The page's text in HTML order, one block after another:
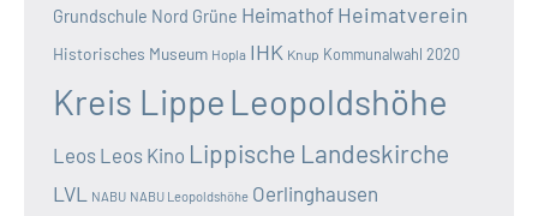
Grundschule Nord Grüne Heimathof Heimatverein
Historisches Museum Hopla IHK Knup Kommunalwahl 2020
Kreis Lippe Leopoldshöhe
Leos Leos Kino Lippische Landeskirche
LVL NABU NABU Leopoldshöhe Oerlinghausen